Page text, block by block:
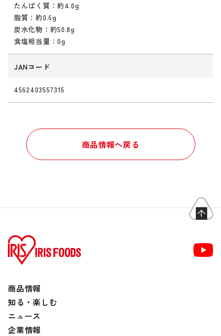
たんぱく質：約4.0g
脂質：約0.6g
炭水化物：約50.8g
食塩相当量：0g
JANコード
4562403557315
商品情報へ戻る
商品情報
知る・楽しむ
ニュース
企業情報